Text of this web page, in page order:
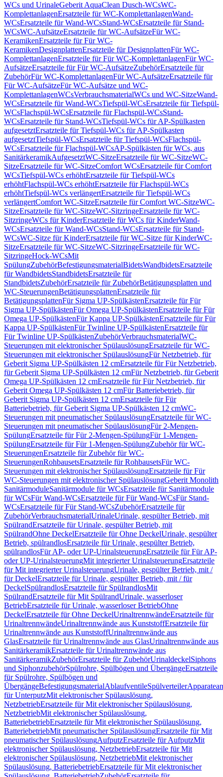
WCs und UrinaleGeberit AquaClean Dusch-WCsWC-
KomplettanlagenErsatzteile für WC-KomplettanlagenWand-
WCsErsatzteile für Wand-WCsStand-WCsErsatzteile für Stand-
WCsWC-AufsätzeErsatzteile für WC-AufsätzeFür WC-
KeramikenErsatzteile für Für WC-
KeramikenDesignplattenErsatzteile für DesignplattenFür WC-
KomplettanlagenErsatzteile für Für WC-KomplettanlagenFür WC-
AufsätzeErsatzteile für Für WC-AufsätzeZubehörErsatzteile für
ZubehörFür WC-KomplettanlagenFür WC-AufsätzeErsatzteile für
Für WC-AufsätzeFür WC-Aufsätze und WC-
KomplettanlagenWCsVerbrauchsmaterialWCs und WC-SitzeWand-
WCsErsatzteile für Wand-WCsTiefspül-WCsErsatzteile für Tiefspül-
WCsFlachspül-WCsErsatzteile für Flachspül-WCsStand-
WCsErsatzteile für Stand-WCsTiefspül-WCs für AP-Spülkasten
aufgesetztErsatzteile für Tiefspül-WCs für AP-Spülkasten
aufgesetztTiefspül-WCsErsatzteile für Tiefspül-WCsFlachspül-
WCsErsatzteile für Flachspül-WCsAP-Spülkästen für WCs, aus
SanitärkeramikAufgesetztWC-SitzeErsatzteile für WC-SitzeWC-
SitzeErsatzteile für WC-SitzeComfort WCsErsatzteile für Comfort
WCsTiefspül-WCs erhöhtErsatzteile für Tiefspül-WCs
erhöhtFlachspül-WCs erhöhtErsatzteile für Flachspül-WCs
erhöhtTiefspül-WCs verlängertErsatzteile für Tiefspül-WCs
verlängertComfort WC-SitzeErsatzteile für Comfort WC-SitzeWC-
SitzeErsatzteile für WC-SitzeWC-SitzringeErsatzteile für WC-
SitzringeWCs für KinderErsatzteile für WCs für KinderWand-
WCsErsatzteile für Wand-WCsStand-WCsErsatzteile für Stand-
WCsWC-Sitze für KinderErsatzteile für WC-Sitze für KinderWC-
SitzeErsatzteile für WC-SitzeWC-SitzringeErsatzteile für WC-
SitzringeHock-WCsMit
SpülungZubehörBefestigungsmaterialBidetsWandbidetsErsatzteile
für WandbidetsStandbidetsErsatzteile für
StandbidetsZubehörErsatzteile für ZubehörBetätigungsplatten und
WC-SteuerungenBetätigungsplattenErsatzteile für
BetätigungsplattenFür Sigma UP-SpülkästenErsatzteile für Für
Sigma UP-SpülkästenFür Omega UP-SpülkästenErsatzteile für Für
Omega UP-SpülkästenFür Kappa UP-SpülkästenErsatzteile für Für
Kappa UP-SpülkästenFür Twinline UP-SpülkästenErsatzteile für
Für Twinline UP-SpülkästenZubehörVerbrauchsmaterialWC-
Steuerungen mit elektronischer SpülauslösungErsatzteile für WC-
Steuerungen mit elektronischer SpülauslösungFür Netzbetrieb, für
Geberit Sigma UP-Spülkästen 12 cmErsatzteile für Für Netzbetrieb,
für Geberit Sigma UP-Spülkästen 12 cmFür Netzbetrieb, für Geberit
Omega UP-Spülkästen 12 cmErsatzteile für Für Netzbetrieb, für
Geberit Omega UP-Spülkästen 12 cmFür Batteriebetrieb, für
Geberit Sigma UP-Spülkästen 12 cmErsatzteile für Für
Batteriebetrieb, für Geberit Sigma UP-Spülkästen 12 cmWC-
Steuerungen mit pneumatischer SpülauslösungErsatzteile für WC-
Steuerungen mit pneumatischer SpülauslösungFür 2-Mengen-
SpülungErsatzteile für Für 2-Mengen-SpülungFür 1-Mengen-
SpülungErsatzteile für Für 1-Mengen-SpülungZubehör für WC-
SteuerungenErsatzteile für Zubehör für WC-
SteuerungenRohbausetsErsatzteile für RohbausetsFür WC-
Steuerungen mit elektronischer SpülauslösungErsatzteile für Für
WC-Steuerungen mit elektronischer SpülauslösungGeberit Monolith
SanitärmoduleSanitärmodule für WCsErsatzteile für Sanitärmodule
für WCsFür Wand-WCsErsatzteile für Für Wand-WCsFür Stand-
WCsErsatzteile für Für Stand-WCsZubehörErsatzteile für
ZubehörVerbrauchsmaterialUrinaleUrinale, gespülter Betrieb, mit
SpülrandErsatzteile für Urinale, gespülter Betrieb, mit
SpülrandOhne DeckelErsatzteile für Ohne DeckelUrinale, gespülter
Betrieb, spülrandlosErsatzteile für Urinale, gespülter Betrieb,
spülrandlosFür AP- oder UP-UrinalsteuerungErsatzteile für Für AP-
oder UP-UrinalsteuerungMit integrierter UrinalsteuerungErsatzteile
für Mit integrierter UrinalsteuerungUrinale, gespülter Betrieb, mit /
für DeckelErsatzteile für Urinale, gespülter Betrieb, mit / für
DeckelSpülrandlosErsatzteile für SpülrandlosMit
SpülrandErsatzteile für Mit SpülrandUrinale, wasserloser
BetriebErsatzteile für Urinale, wasserloser BetriebOhne
DeckelErsatzteile für Ohne DeckelUrinaltrennwändeErsatzteile für
UrinaltrennwändeUrinaltrennwände aus KunststoffErsatzteile für
Urinaltrennwände aus KunststoffUrinaltrennwände aus
GlasErsatzteile für Urinaltrennwände aus GlasUrinaltrennwände aus
SanitärkeramikErsatzteile für Urinaltrennwände aus
SanitärkeramikZubehörErsatzteile für ZubehörUrinaldeckelSiphons
und SiphonzubehörSpülrohre, Spülbögen und ÜbergängeErsatzteile
für Spülrohre, Spülbögen und
ÜbergängeBefestigungsmaterialAblaufventileSpülverteiler
für UnterputzMit elektronischer Spülauslösung,
NetzbetriebErsatzteile für Mit elektronischer Spülauslösung,
NetzbetriebMit elektronischer Spülauslösung,
BatteriebetriebErsatzteile für Mit elektronischer Spülauslösung,
BatteriebetriebMit pneumatischer SpülauslösungErsatzteile für Mit
pneumatischer SpülauslösungAufputzErsatzteile für AufputzMit
elektronischer Spülauslösung, NetzbetriebErsatzteile für Mit
elektronischer Spülauslösung, NetzbetriebMit elektronischer
Spülauslösung, BatteriebetriebErsatzteile für Mit elektronischer